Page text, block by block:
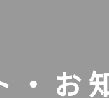
・お